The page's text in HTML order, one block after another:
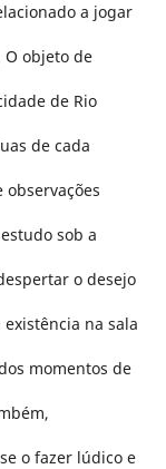
a jogar
O objeto de
de Rio
de cada
sob a
o desejo
na sala
momentos de
o fazer lúdico e